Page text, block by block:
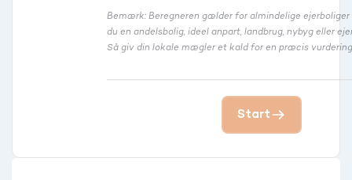
Bemærk: Beregneren gælder for almindelige ejerboliger
du en andelsbolig, ideel anpart, landbrug, nybyg eller
Så giv din lokale mægler et kald for en præcis
Start